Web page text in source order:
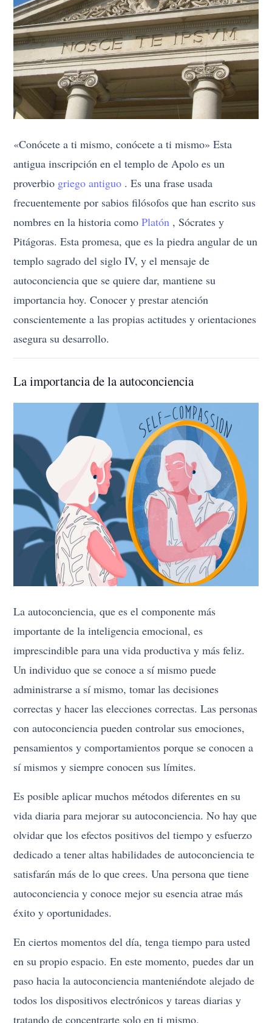
«Conócete a ti mismo, conócete a ti mismo» Esta
antigua inscripción en el templo de Apolo es un
proverbio griego antiguo . Es una frase usada
frecuentemente por sabios filósofos que han escrito sus
nombres en la historia comoPlatón , Sócrates y
Pitágoras. Esta promesa, que es la piedra angular de un
templo sagrado del siglo IV, y el mensaje de
autoconciencia que se quiere dar, mantiene su
importancia hoy. Conocer y prestar atención
conscientemente a las propias actitudes y orientaciones
asegura su desarrollo.
La importancia de la autoconciencia
La autoconciencia, que es el componente más
importante de la inteligencia emocional, es
imprescindible para una vida productiva y más feliz.
Un individuo que se conoce a sí mismo puede
administrarse a sí mismo, tomar las decisiones
correctas y hacer las elecciones correctas. Las personas
con autoconciencia pueden controlar sus emociones,
pensamientos y comportamientos porque se conocen a
sí mismos y siempre conocen sus límites.
Es posible aplicar muchos métodos diferentes en su
vida diaria para mejorar su autoconciencia. No hay que
olvidar que los efectos positivos del tiempo y esfuerzo
dedicado a tener altas habilidades de autoconciencia te
satisfarán más de lo que crees. Una persona que tiene
autoconciencia y conoce mejor su esencia atrae más
éxito y oportunidades.
En ciertos momentos del día, tenga tiempo para usted
en su propio espacio. En este momento, puedes dar un
paso hacia la autoconciencia manteniéndote alejado de
todos los dispositivos electrónicos y tareas diarias y
tratando de concentrarte solo en ti mismo.